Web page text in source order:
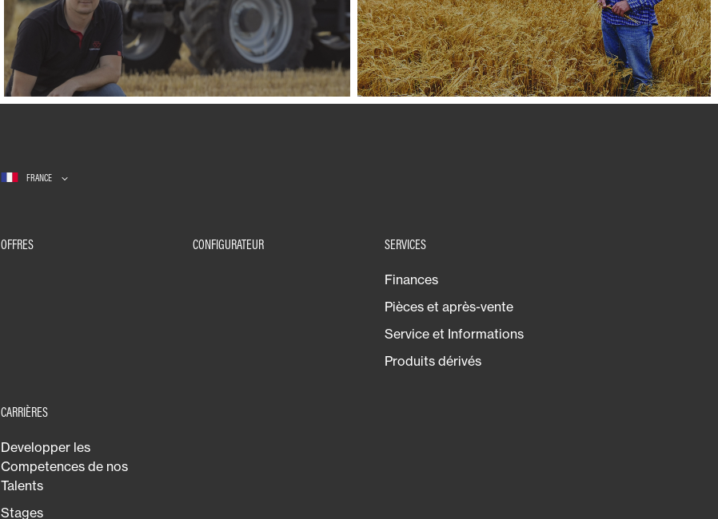
FRANCE
OFFRES CONFIGURATEUR SERVICES
Finances
Pièces et après-vente
Service et Informations
Produits dérivés
CARRIÈRES
Developper les
Competences de nos
Talents
Stages